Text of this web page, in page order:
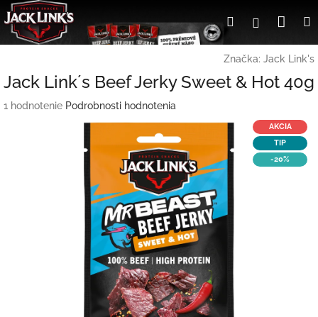
Prejsť
na
obsah
Hľadať
Značka: Jack Link's
Jack Link´s Beef Jerky Sweet & Hot 40g
Priemerné
1 hodnotenie Podrobnosti hodnotenia
AKCIA
TIP
-20%